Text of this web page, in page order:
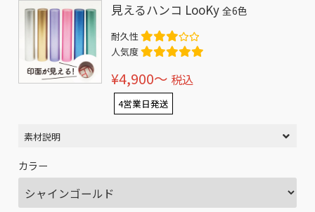
見えるハンコ LooKy全6色
耐久性
人気度
¥4,900〜 税込
4営業日発送
素材説明
カラー